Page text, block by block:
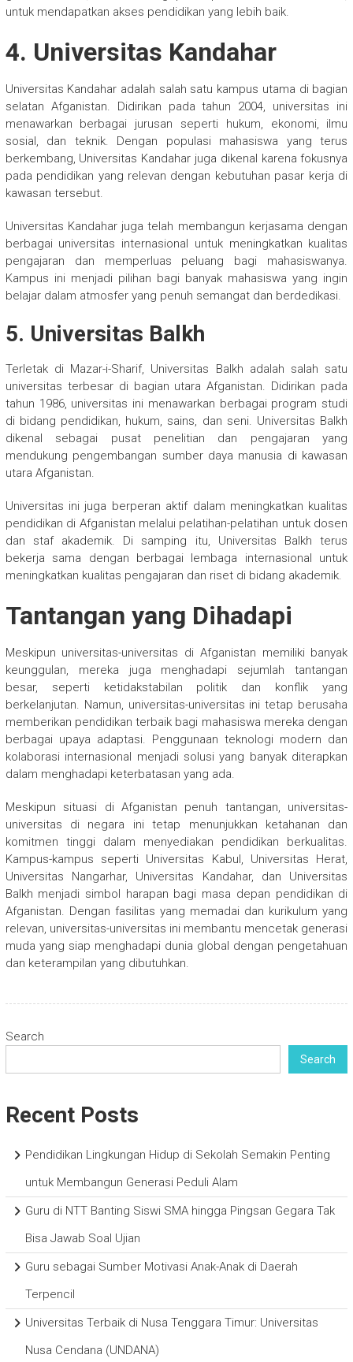
untuk mendapatkan akses pendidikan yang lebih baik.
4. Universitas Kandahar
Universitas Kandahar adalah salah satu kampus utama di bagian
selatan Afganistan. Didirikan pada tahun 2004, universitas ini
menawarkan berbagai jurusan seperti hukum, ekonomi, ilmu
sosial, dan teknik. Dengan populasi mahasiswa yang terus
berkembang, Universitas Kandahar juga dikenal karena fokusnya
pada pendidikan yang relevan dengan kebutuhan pasar kerja di
kawasan tersebut.
Universitas Kandahar juga telah membangun kerjasama dengan
berbagai universitas internasional untuk meningkatkan kualitas
pengajaran dan memperluas peluang bagi mahasiswanya.
Kampus ini menjadi pilihan bagi banyak mahasiswa yang ingin
belajar dalam atmosfer yang penuh semangat dan berdedikasi.
5. Universitas Balkh
Terletak di Mazar-i-Sharif, Universitas Balkh adalah salah satu
universitas terbesar di bagian utara Afganistan. Didirikan pada
tahun 1986, universitas ini menawarkan berbagai program studi
di bidang pendidikan, hukum, sains, dan seni. Universitas Balkh
dikenal sebagai pusat penelitian dan pengajaran yang
mendukung pengembangan sumber daya manusia di kawasan
utara Afganistan.
Universitas ini juga berperan aktif dalam meningkatkan kualitas
pendidikan di Afganistan melalui pelatihan-pelatihan untuk dosen
dan staf akademik. Di samping itu, Universitas Balkh terus
bekerja sama dengan berbagai lembaga internasional untuk
meningkatkan kualitas pengajaran dan riset di bidang akademik.
Tantangan yang Dihadapi
Meskipun universitas-universitas di Afganistan memiliki banyak
keunggulan, mereka juga menghadapi sejumlah tantangan
besar, seperti ketidakstabilan politik dan konflik yang
berkelanjutan. Namun, universitas-universitas ini tetap berusaha
memberikan pendidikan terbaik bagi mahasiswa mereka dengan
berbagai upaya adaptasi. Penggunaan teknologi modern dan
kolaborasi internasional menjadi solusi yang banyak diterapkan
dalam menghadapi keterbatasan yang ada.
Meskipun situasi di Afganistan penuh tantangan, universitas-
universitas di negara ini tetap menunjukkan ketahanan dan
komitmen tinggi dalam menyediakan pendidikan berkualitas.
Kampus-kampus seperti Universitas Kabul, Universitas Herat,
Universitas Nangarhar, Universitas Kandahar, dan Universitas
Balkh menjadi simbol harapan bagi masa depan pendidikan di
Afganistan. Dengan fasilitas yang memadai dan kurikulum yang
relevan, universitas-universitas ini membantu mencetak generasi
muda yang siap menghadapi dunia global dengan pengetahuan
dan keterampilan yang dibutuhkan.
Search
Search
Recent Posts
Pendidikan Lingkungan Hidup di Sekolah Semakin Penting
untuk Membangun Generasi Peduli Alam
Guru di NTT Banting Siswi SMA hingga Pingsan Gegara Tak
Bisa Jawab Soal Ujian
Guru sebagai Sumber Motivasi Anak-Anak di Daerah
Terpencil
Universitas Terbaik di Nusa Tenggara Timur: Universitas
Nusa Cendana (UNDANA)